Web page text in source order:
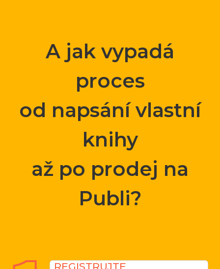
A jak vypadá
proces
od napsání vlastní
knihy
až po prodej na
Publi?
REGISTRUJTE